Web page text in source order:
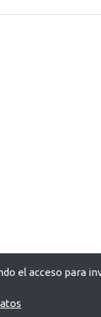
el acceso para